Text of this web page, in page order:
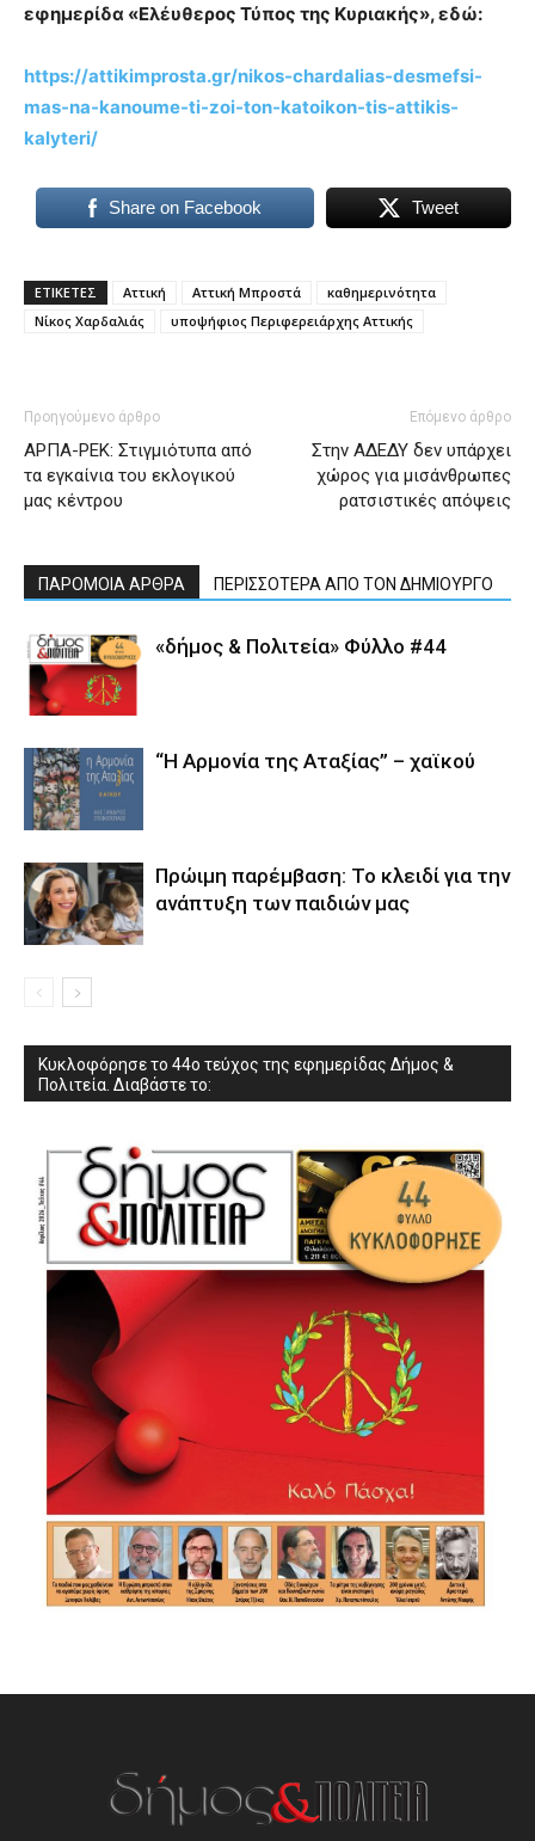
εφημερίδα «Ελέυθερος Τύπος της Κυριακής», εδώ:
https://attikimprosta.gr/nikos-chardalias-desmefsi-
mas-na-kanoume-ti-zoi-ton-katoikon-tis-attikis-
kalyteri/
Share on Facebook Tweet
ΕΤΙΚΕΤΕΣ Αττική Αττική Μπροστά
καθημερινότητα
Νίκος Χαρδαλιάς
υποψήφιος Περιφερειάρχης Αττικής
Προηγούμενο άρθρο
ΑΡΠΑ-ΡΕΚ: Στιγμιότυπα από
τα εγκαίνια του εκλογικού
μας κέντρου
Επόμενο άρθρο
Στην ΑΔΕΔΥ δεν υπάρχει
χώρος για μισάνθρωπες
ρατσιστικές απόψεις
ΠΑΡΟΜΟΙΑ ΑΡΘΡΑ ΠΕΡΙΣΣΟΤΕΡΑ ΑΠΟ ΤΟΝ ΔΗΜΙΟΥΡΓΟ
«δήμος & Πολιτεία» Φύλλο #44
“Η Αρμονία της Αταξίας” – χαϊκού
Πρώιμη παρέμβαση: Το κλειδί για την
ανάπτυξη των παιδιών µας
Κυκλοφόρησε το 44ο τεύχος της εφημερίδας Δήμος &
Πολιτεία. Διαβάστε το: